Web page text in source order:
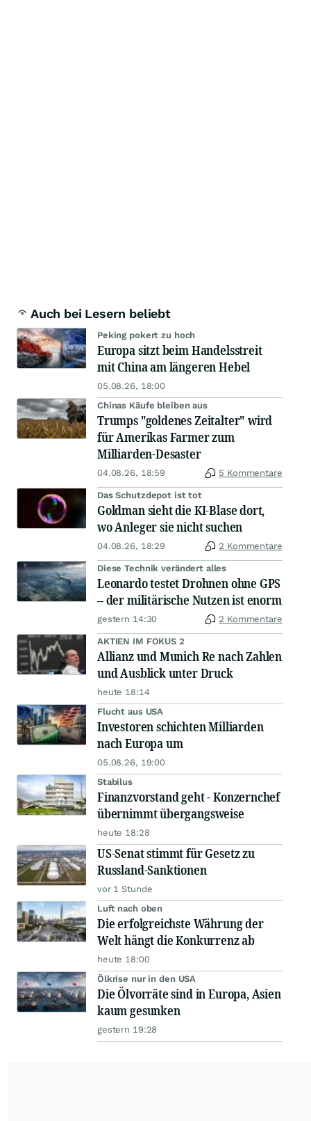
Auch bei Lesern beliebt
Peking pokert zu hoch
Europa sitzt beim Handelsstreit
mit China am längeren Hebel
05.08.26, 18:00
Chinas Käufe bleiben aus
Trumps "goldenes Zeitalter" wird
für Amerikas Farmer zum
Milliarden-Desaster
04.08.26, 18:59 5 Kommentare
Das Schutzdepot ist tot
Goldman sieht die KI-Blase dort,
wo Anleger sie nicht suchen
04.08.26, 18:29 2 Kommentare
Diese Technik verändert alles
Leonardo testet Drohnen ohne GPS
– der militärische Nutzen ist enorm
gestern 14:30 2 Kommentare
AKTIEN IM FOKUS 2
Allianz und Munich Re nach Zahlen
und Ausblick unter Druck
heute 18:14
Flucht aus USA
Investoren schichten Milliarden
nach Europa um
05.08.26, 19:00
Stabilus
Finanzvorstand geht - Konzernchef
übernimmt übergangsweise
heute 18:28
US-Senat stimmt für Gesetz zu
Russland-Sanktionen
vor 1 Stunde
Luft nach oben
Die erfolgreichste Währung der
Welt hängt die Konkurrenz ab
heute 18:00
Ölkrise nur in den USA
Die Ölvorräte sind in Europa, Asien
kaum gesunken
gestern 19:28